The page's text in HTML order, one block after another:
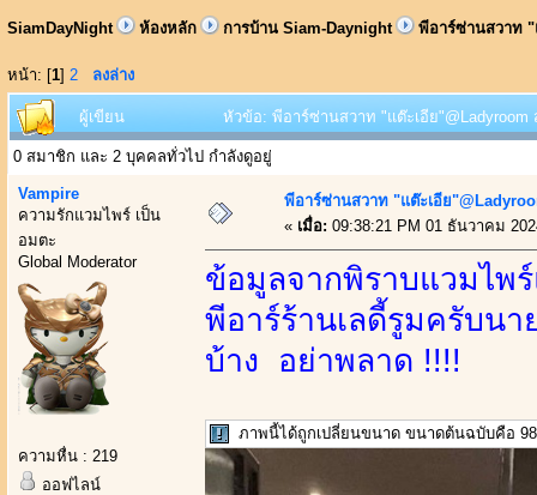
SiamDayNight ห้องหลัก การบ้าน Siam-Daynight พีอาร์ซ่านสวาท "
หน้า: [1] 2 ลงล่าง
ผู้เขียน หัวข้อ: พีอาร์ซ่านสวาท "แต๊ะเอีย"@Ladyroom
0 สมาชิก และ 2 บุคคลทั่วไป กำลังดูอยู่
Vampire
ความรักแวมไพร์ เป็น
อมตะ
Global Moderator
ความหื่น : 219
ออฟไลน์
พีอาร์ซ่านสวาท "แต๊ะเอีย
« เมื่อ: 09:38:21 PM 01 ธันวาคม
ข้อมูลจากพิราบแวมไ
พีอาร์ร้านเลดี้รูมครับนา
บ้าง อย่าพลาด !!!!
ภาพนี้ได้ถูกเปลี่ยนขนาด ขนาดต้นฉบับคือ